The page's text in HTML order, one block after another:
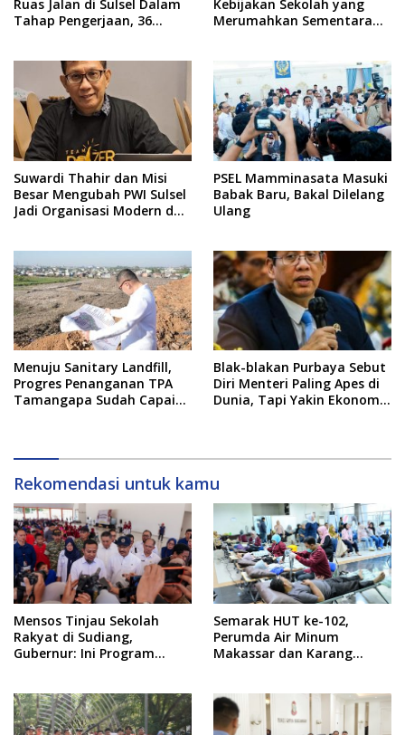
Ruas Jalan di Sulsel Dalam
Tahap Pengerjaan, 36
Kebijakan Sekolah yang
Merumahkan Sementara
Suwardi Thahir dan Misi
Besar Mengubah PWI Sulsel
Jadi Organisasi Modern dan
PSEL Mamminasata Masuki
Babak Baru, Bakal Dilelang
Ulang
Menuju Sanitary Landfill,
Progres Penanganan TPA
Tamangapa Sudah Capai
Blak-blakan Purbaya Sebut
Diri Menteri Paling Apes di
Dunia, Tapi Yakin Ekonomi
Rekomendasi untuk kamu
Mensos Tinjau Sekolah
Rakyat di Sudiang,
Gubernur: Ini Program
Semarak HUT ke-102,
Perumda Air Minum
Makassar dan Karang